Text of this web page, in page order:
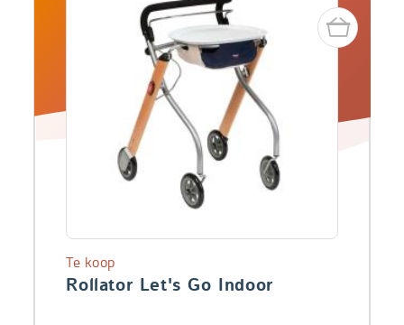
Rollator Let's Go Indoor
Te koop